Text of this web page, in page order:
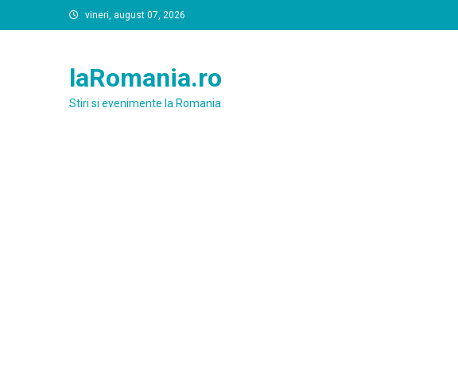
to
vineri, august 07, 2026
laRomania.ro
Stiri si evenimente la Romania